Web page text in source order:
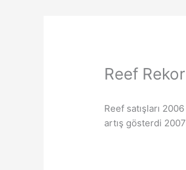
Reef
Reef satışları
artış gösterdi